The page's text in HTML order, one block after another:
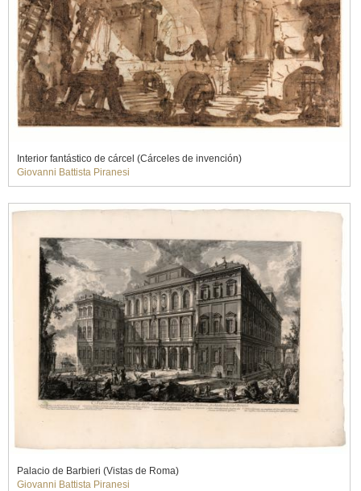
Interior fantástico de cárcel (Cárceles de invención)
Giovanni Battista Piranesi
Palacio de Barbieri (Vistas de Roma)
Giovanni Battista Piranesi